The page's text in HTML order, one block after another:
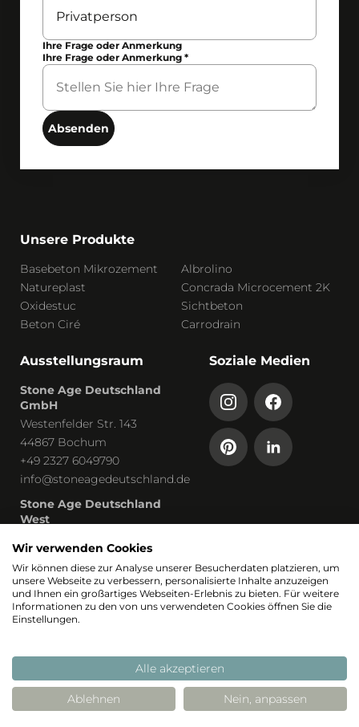
Ihre Frage oder Anmerkung
Ihre Frage oder Anmerkung*
Absenden
Unsere Produkte
Basebeton Mikrozement
Albrolino
Natureplast
Concrada Microcement 2K
Oxidestuc
Sichtbeton
Beton Ciré
Carrodrain
Ausstellungsraum
Stone Age Deutschland
GmbH
Westenfelder Str. 143
44867 Bochum
+49 2327 6049790
info@stoneagedeutschland.de
Stone Age Deutschland
West
53819 Neunkirchen-Seelscheid
Soziale Medien
Teil von
© 2026 Stoneage Realisierung: StimmtStimmt
Wir verwenden Cookies
Wir können diese zur Analyse unserer Besucherdaten platzieren, um
unsere Webseite zu verbessern, personalisierte Inhalte anzuzeigen
und Ihnen ein großartiges Webseiten-Erlebnis zu bieten. Für weitere
Informationen zu den von uns verwendeten Cookies öffnen Sie die
Einstellungen.
Alle akzeptieren
Ablehnen Nein, anpassen